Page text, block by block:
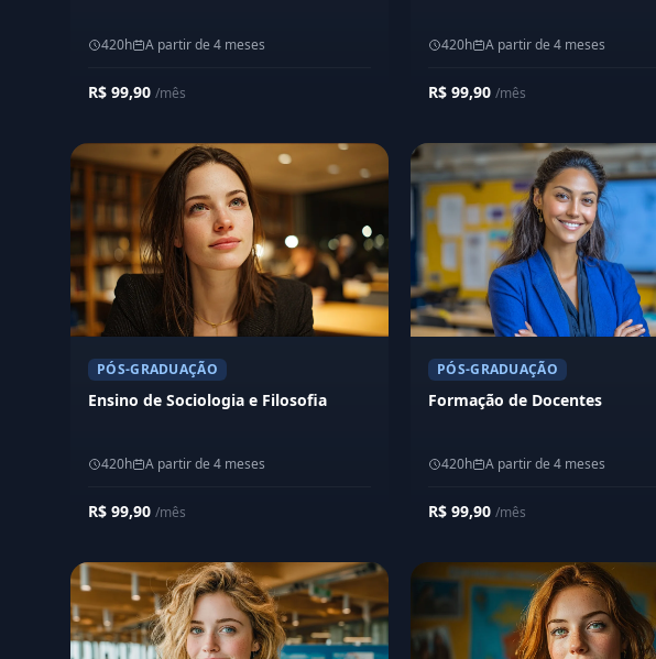
420h A partir de 4 meses
R$ 99,90 /mês
420h A partir de 4 meses
R$ 99,90 /mês
PÓS-GRADUAÇÃO
Ensino de Sociologia e Filosofia
420h A partir de 4 meses
R$ 99,90 /mês
PÓS-GRADUAÇÃO
Formação de Docentes
420h A partir de 4 meses
R$ 99,90 /mês